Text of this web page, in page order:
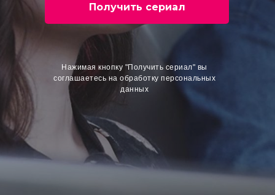
Нажимая кнопку "Получить сериал" вы
соглашаетесь на обработку персональных
данных
Получить сериал